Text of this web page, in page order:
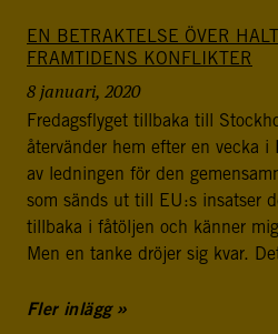
EN BETRAKTELSE ÖVER
FRAMTIDENS KONFLIKTER
8 januari, 2020
Fredagsflyget tillbaka till
återvänder hem efter en vecka i
av ledningen för den
som sänds ut till EU:s insatser
tillbaka i fåtöljen och känner
Men en tanke dröjer sig kvar.
Fler inlägg